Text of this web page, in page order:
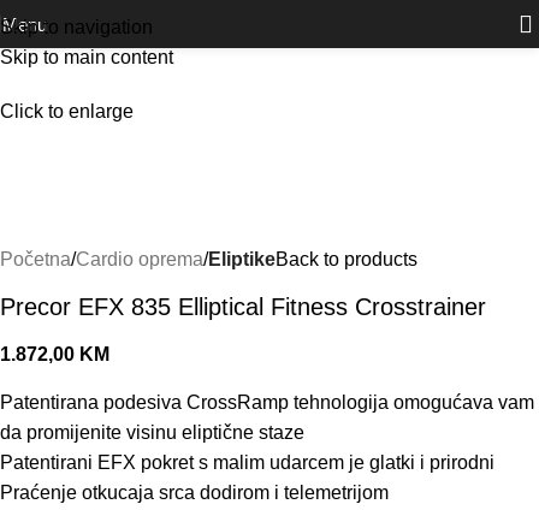
Skip to navigation
Skip to main content
Outlet
Menu
Click to enlarge
Početna Cardio oprema EliptikeBack to products
Precor EFX 835 Elliptical Fitness Crosstrainer
1.872,00 KM
Patentirana podesiva CrossRamp tehnologija omogućava vam
da promijenite visinu eliptične staze
Patentirani EFX pokret s malim udarcem je glatki i prirodni
Praćenje otkucaja srca dodirom i telemetrijom